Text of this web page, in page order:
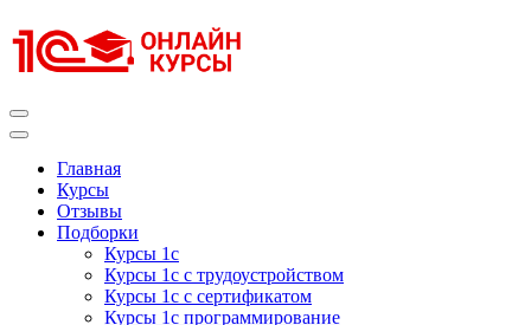
к
содержимому
Главная
Курсы
Отзывы
Подборки
Курсы 1с
Курсы 1с с трудоустройством
Курсы 1с с сертификатом
Курсы 1с программирование